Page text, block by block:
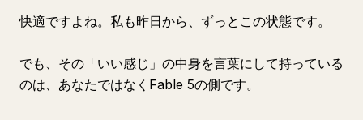
快適ですよね。私も昨日から、ずっとこの状態です。
でも、その「いい感じ」の中身を言葉にして持っている
のは、あなたではなくFable 5の側です。